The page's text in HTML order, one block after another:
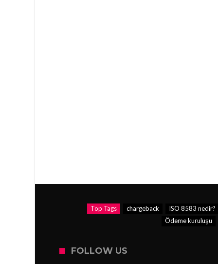
Top Tags chargeback
ISO 8583 nedir?
Ödeme kuruluşu
FOLLOW US